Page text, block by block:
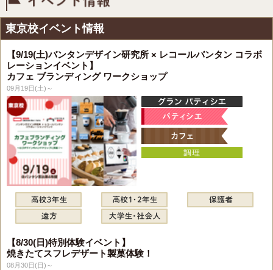
東京校イベント情報
【9/19(土)バンタンデザイン研究所 × レコールバンタン コラボ
レーションイベント】
カフェ ブランディング ワークショップ
09月19日(土)～
【8/30(日)特別体験イベント】
焼きたてスフレデザート製菓体験！
08月30日(日)～